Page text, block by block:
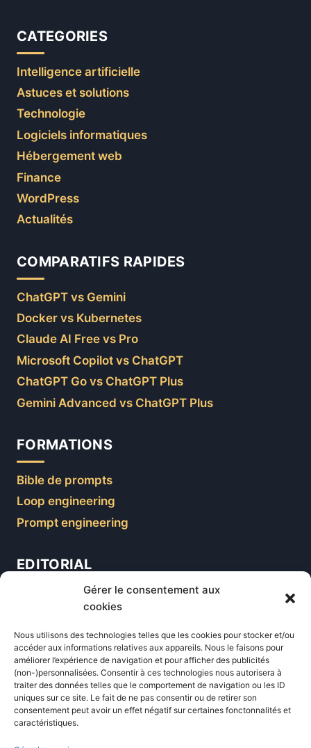
Gérer le consentement aux
cookies
Nous utilisons des technologies telles que les cookies pour stocker et/ou
accéder aux informations relatives aux appareils. Nous le faisons pour
améliorer l’expérience de navigation et pour afficher des publicités
(non-)personnalisées. Consentir à ces technologies nous autorisera à
traiter des données telles que le comportement de navigation ou les ID
uniques sur ce site. Le fait de ne pas consentir ou de retirer son
consentement peut avoir un effet négatif sur certaines fonctonnalités et
caractéristiques.
CATEGORIES
Intelligence artificielle
Astuces et solutions
Technologie
Logiciels informatiques
Hébergement web
Finance
WordPress
Actualités
COMPARATIFS RAPIDES
ChatGPT vs Gemini
Docker vs Kubernetes
Claude AI Free vs Pro
Microsoft Copilot vs ChatGPT
ChatGPT Go vs ChatGPT Plus
Gemini Advanced vs ChatGPT Plus
FORMATIONS
Bible de prompts
Loop engineering
Prompt engineering
EDITORIAL
Formations
Newsletter
Équipe éditoriale
Politique éditoriale
Méthodologie de test